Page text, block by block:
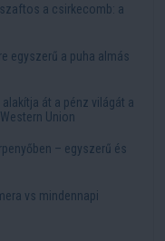
a csirkecomb: a
egyszerű a puha almás
át a pénz világát a
Union
– egyszerű és
vs mindennapi